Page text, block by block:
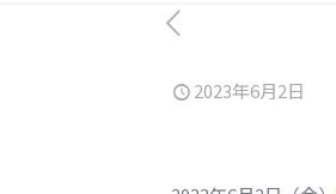
2023年6月2日